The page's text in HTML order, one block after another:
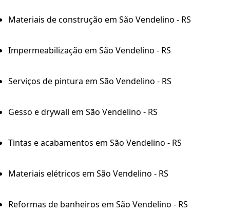
Materiais de construção em São Vendelino - RS
Impermeabilização em São Vendelino - RS
Serviços de pintura em São Vendelino - RS
Gesso e drywall em São Vendelino - RS
Tintas e acabamentos em São Vendelino - RS
Materiais elétricos em São Vendelino - RS
Reformas de banheiros em São Vendelino - RS